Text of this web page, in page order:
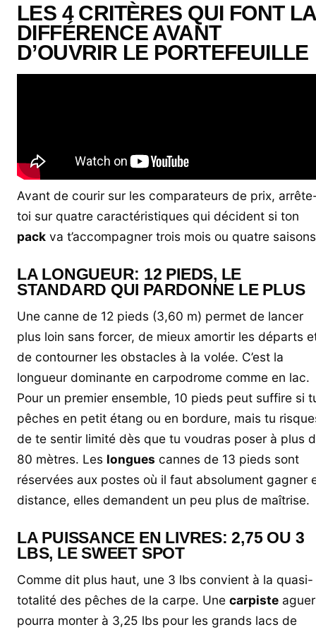
LES 4 CRITÈRES QUI FONT
DIFFÉRENCE AVANT
D’OUVRIR LE PORTEFEUILLE
Avant de courir sur les comparateurs de prix,
toi sur quatre caractéristiques qui décident si ton
pack va t’accompagner trois mois ou quatre
LA LONGUEUR: 12 PIEDS, LE
STANDARD QUI PARDONNE LE PLUS
Une canne de 12 pieds (3,60 m) permet de lancer
plus loin sans forcer, de mieux amortir les départs
de contourner les obstacles à la volée. C’est la
longueur dominante en carpodrome comme en lac.
Pour un premier ensemble, 10 pieds peut suffire si
pêches en petit étang ou en bordure, mais tu
de te sentir limité dès que tu voudras poser à plus
80 mètres. Les longues cannes de 13 pieds sont
réservées aux postes où il faut absolument gagner
distance, elles demandent un peu plus de maîtrise.
LA PUISSANCE EN LIVRES: 2,75 OU 3
LBS, LE SWEET SPOT
Comme dit plus haut, une 3 lbs convient à la quasi-
totalité des pêches de la carpe. Une carpiste
pourra monter à 3,25 lbs pour les grands lacs de